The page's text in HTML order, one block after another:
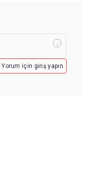
Yorum için giriş yapın